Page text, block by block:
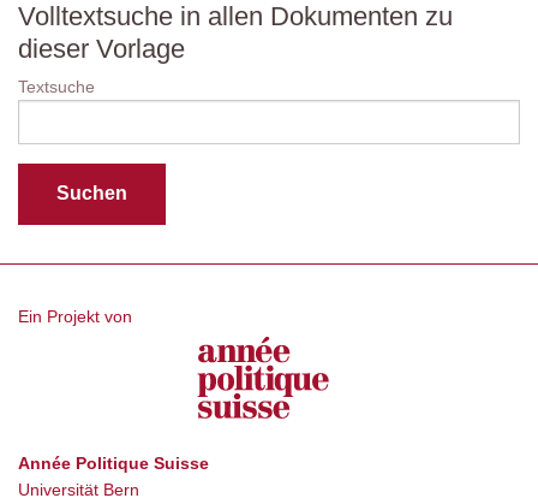
Volltextsuche in allen Dokumenten zu
dieser Vorlage
Textsuche
Ein Projekt von
Année Politique Suisse
Universität Bern